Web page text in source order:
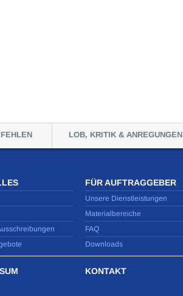
LOB, KRITIK & ANREGUNGEN
FÜR AUFTRAGGEBER
Unsere Dienstleistungen
Materialbereiche
FAQ
Downloads
KONTAKT